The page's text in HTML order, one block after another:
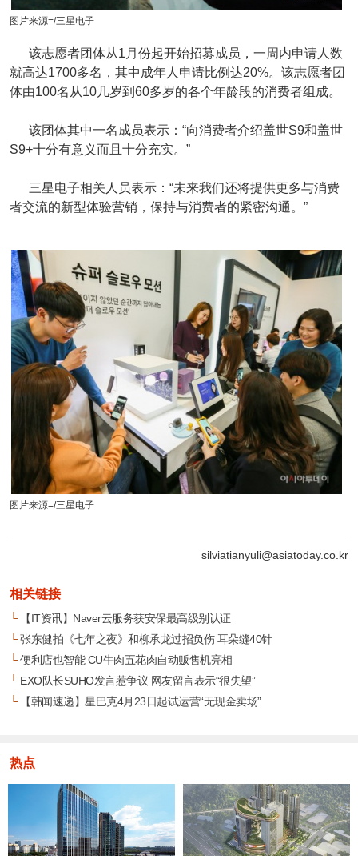
图片来源=/三星电子
该志愿者团体从1月份起开始招募成员，一周内申请人数
就高达1700多名，其中成年人申请比例达20%。该志愿者团
体由100名从10几岁到60多岁的各个年龄段的消费者组成。
该团体其中一名成员表示：“向消费者介绍盖世S9和盖世
S9+十分有意义而且十分充实。”
三星电子相关人员表示：“未来我们还将提供更多与消费
者交流的新型体验营销，保持与消费者的紧密沟通。”
图片来源=/三星电子
silviatianyuli@asiatoday.co.kr
相关链接
└【IT资讯】Naver云服务获安保最高级别认证
└张东健拍《七年之夜》和柳承龙过招负伤 耳朵缝40针
└便利店也智能 CU牛肉五花肉自动贩售机亮相
└EXO队长SUHO发言惹争议 网友留言表示“很失望”
└【韩闻速递】星巴克4月23日起试运营“无现金卖场”
热点